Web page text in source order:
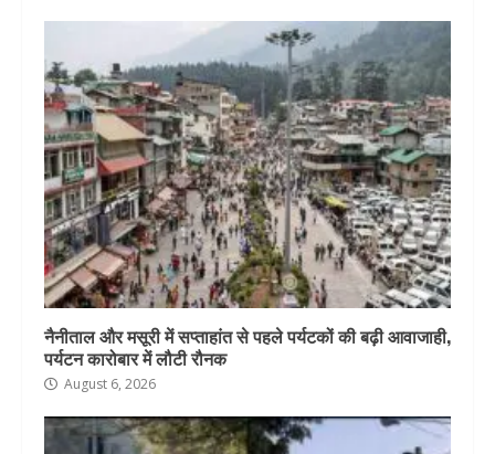
नैनीताल और मसूरी में सप्ताहांत से पहले पर्यटकों की बढ़ी आवाजाही,
पर्यटन कारोबार में लौटी रौनक
August 6, 2026